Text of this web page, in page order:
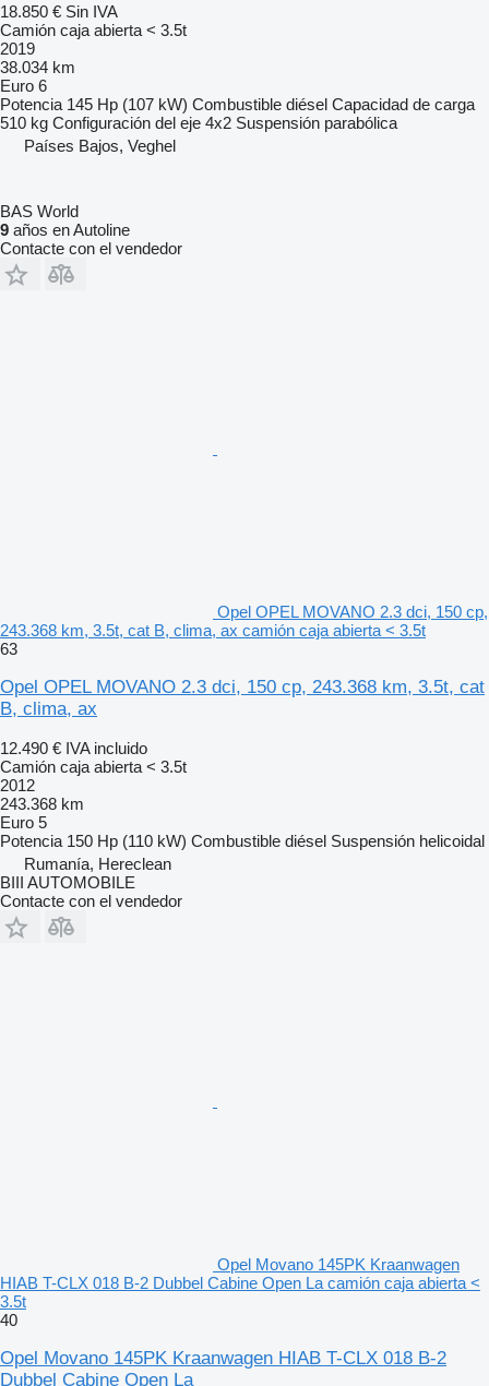
18.850 € Sin IVA
Camión caja abierta < 3.5t
2019
38.034 km
Euro 6
Potencia 145 Hp (107 kW) Combustible diésel Capacidad de carga
510 kg Configuración del eje 4x2 Suspensión parabólica
Países Bajos, Veghel
BAS World
9 años en Autoline
Contacte con el vendedor
Opel OPEL MOVANO 2.3 dci, 150 cp,
243.368 km, 3.5t, cat B, clima, ax camión caja abierta < 3.5t
63
Opel OPEL MOVANO 2.3 dci, 150 cp, 243.368 km, 3.5t, cat
B, clima, ax
12.490 € IVA incluido
Camión caja abierta < 3.5t
2012
243.368 km
Euro 5
Potencia 150 Hp (110 kW) Combustible diésel Suspensión helicoidal
Rumanía, Hereclean
BIII AUTOMOBILE
Contacte con el vendedor
Opel Movano 145PK Kraanwagen
HIAB T-CLX 018 B-2 Dubbel Cabine Open La camión caja abierta <
3.5t
40
Opel Movano 145PK Kraanwagen HIAB T-CLX 018 B-2
Dubbel Cabine Open La